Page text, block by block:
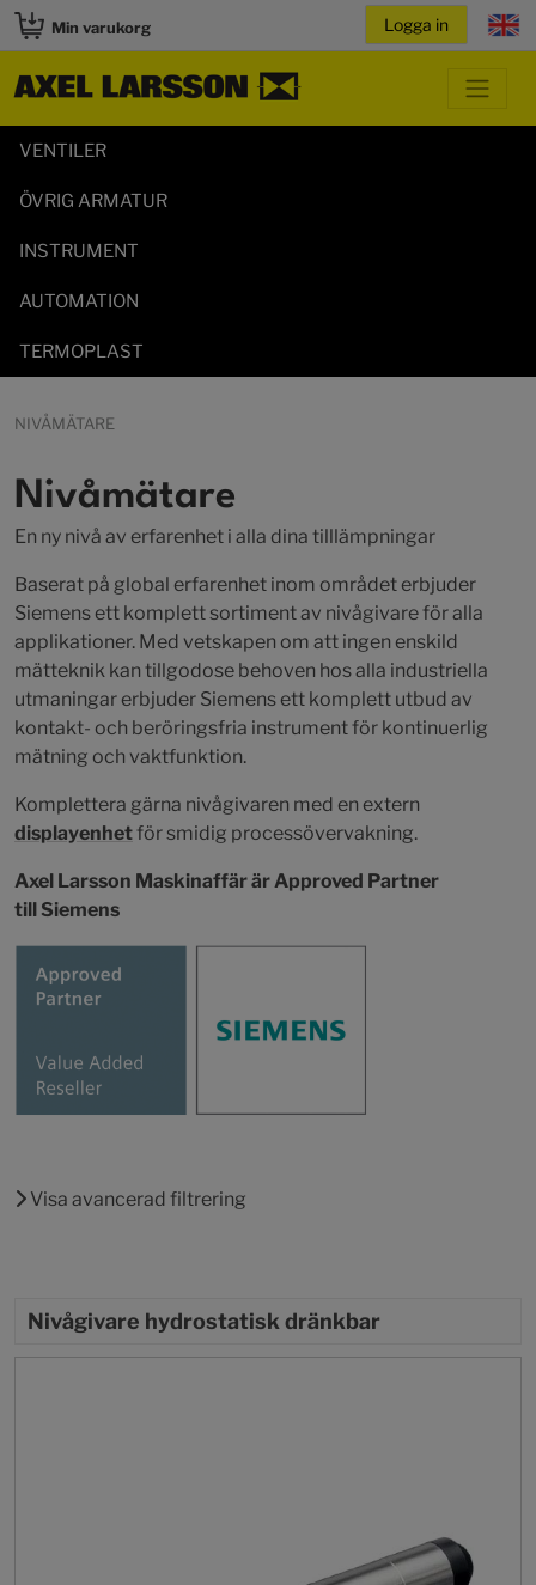
Min varukorg
VENTILER
ÖVRIG ARMATUR
INSTRUMENT
AUTOMATION
TERMOPLAST
NIVÅMÄTARE
Nivåmätare
En ny nivå av erfarenhet i alla dina tilllämpningar
Baserat på global erfarenhet inom området erbjuder
Siemens ett komplett sortiment av nivågivare för alla
applikationer. Med vetskapen om att ingen enskild
mätteknik kan tillgodose behoven hos alla industriella
utmaningar erbjuder Siemens ett komplett utbud av
kontakt- och beröringsfria instrument för kontinuerlig
mätning och vaktfunktion.
Komplettera gärna nivågivaren med en extern
displayenhetför smidig processövervakning.
Axel Larsson Maskinaffär är Approved Partner
till Siemens
Visa avancerad filtrering
Nivågivare hydrostatisk dränkbar